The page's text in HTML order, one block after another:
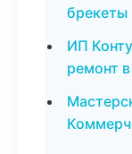
брекеты
ИП
ремонт